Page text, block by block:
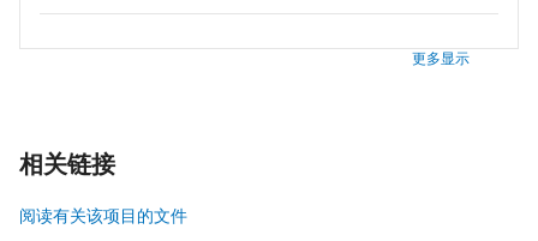
更多显示
相关链接
阅读有关该项目的文件